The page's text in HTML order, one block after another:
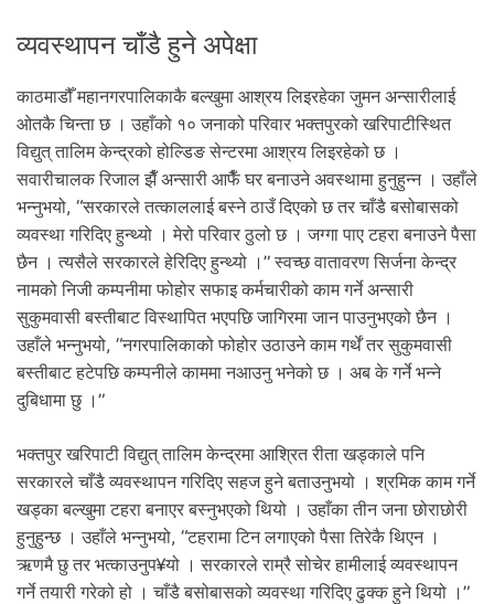
व्यवस्थापन चाँडै हुने अपेक्षा
काठमाडौँ महानगरपालिकाकै बल्खुमा आश्रय लिइरहेका जुमन अन्सारीलाई
ओतकै चिन्ता छ । उहाँको १० जनाको परिवार भक्तपुरको खरिपाटीस्थित
विद्युत् तालिम केन्द्रको होल्डिङ सेन्टरमा आश्रय लिइरहेको छ ।
सवारीचालक रिजाल झैँ अन्सारी आफैँ घर बनाउने अवस्थामा हुनुहुन्न । उहाँले
भन्नुभयो, “सरकारले तत्काललाई बस्ने ठाउँ दिएको छ तर चाँडै बसोबासको
व्यवस्था गरिदिए हुन्थ्यो । मेरो परिवार ठुलो छ । जग्गा पाए टहरा बनाउने पैसा
छैन । त्यसैले सरकारले हेरिदिए हुन्थ्यो ।” स्वच्छ वातावरण सिर्जना केन्द्र
नामको निजी कम्पनीमा फोहोर सफाइ कर्मचारीको काम गर्ने अन्सारी
सुकुमवासी बस्तीबाट विस्थापित भएपछि जागिरमा जान पाउनुभएको छैन ।
उहाँले भन्नुभयो, “नगरपालिकाको फोहोर उठाउने काम गर्थें तर सुकुमवासी
बस्तीबाट हटेपछि कम्पनीले काममा नआउनु भनेको छ । अब के गर्ने भन्ने
दुबिधामा छु ।”
भक्तपुर खरिपाटी विद्युत् तालिम केन्द्रमा आश्रित रीता खड्काले पनि
सरकारले चाँडै व्यवस्थापन गरिदिए सहज हुने बताउनुभयो । श्रमिक काम गर्ने
खड्का बल्खुमा टहरा बनाएर बस्नुभएको थियो । उहाँका तीन जना छोराछोरी
हुनुहुन्छ । उहाँले भन्नुभयो, “टहरामा टिन लगाएको पैसा तिरेकै थिएन ।
ऋणमै छु तर भत्काउनुप¥यो । सरकारले राम्रै सोचेर हामीलाई व्यवस्थापन
गर्ने तयारी गरेको हो । चाँडै बसोबासको व्यवस्था गरिदिए ढुक्क हुने थियो ।”